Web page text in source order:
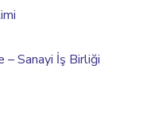
– Sanayi İş Birliği